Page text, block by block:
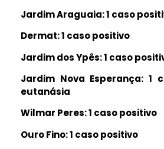
Jardim Araguaia: 1 caso
Dermat: 1 caso positivo
Jardim dos Ypês: 1 caso
Jardim Nova Esperança: 1
eutanásia
Wilmar Peres: 1 caso positivo
Ouro Fino: 1 caso positivo